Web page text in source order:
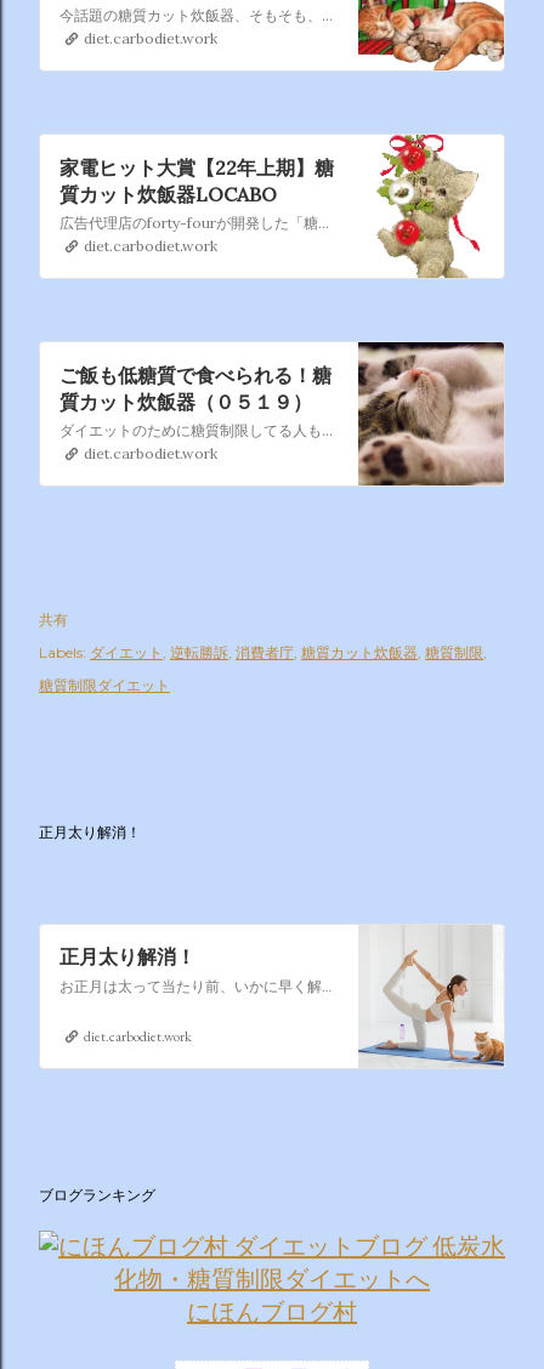
今話題の糖質カット炊飯器、そもそも、炭水化物のかたまりみたいなご飯から糖質も半分も カットして美味しさは保たれるのでしょうか？
diet.carbodiet.work
家電ヒット大賞【22年上期】糖
質カット炊飯器LOCABO
広告代理店のforty-fourが開発した「糖質カット炊飯器LOCABO」だ。穴が空いた鍋のような部品を炊飯器の内鍋にセットし、糖質を含んだ水分を炊飯時に下に落とすことで、最大45％の糖質をカットできる。糖質カット炊飯器自体は従来もあったが、LOCABOは糖質カット時の最大炊飯量を2合に抑えることで
diet.carbodiet.work
ご飯も低糖質で食べられる！糖
質カット炊飯器（０５１９）
ダイエットのために糖質制限してる人も多いと思います。 そのために一番手っ取り早いのは「ご飯を食べない」こと しかし、私たち日本人はご飯なしでは生きられないですよね（笑） そいうことで、あるんです、ご飯を食べてかつ糖質制限を実現できる方法が
diet.carbodiet.work
共有
Labels: ダイエット 逆転勝訴 消費者庁 糖質カット炊飯器 糖質制限
糖質制限ダイエット
正月太り解消！
正月太り解消！
お正月は太って当たり前、いかに早く解消するかそれが課題なのです
diet.carbodiet.work
ブログランキング
にほんブログ村